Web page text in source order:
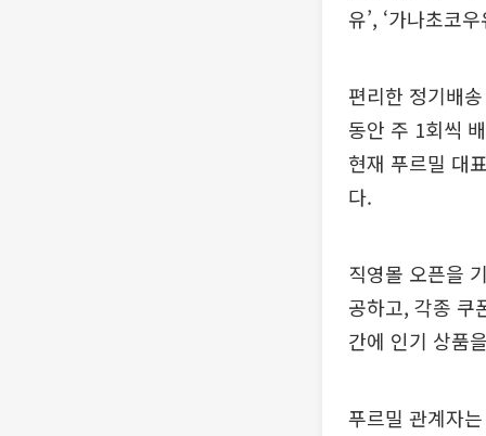
유’, ‘가나초코
편리한 정기배
동안 주 1회씩
현재 푸르밀 대
다.
직영몰 오픈을
공하고, 각종 쿠
간에 인기 상품
푸르밀 관계자